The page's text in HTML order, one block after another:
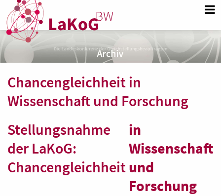
Chancengleichheit in
Wissenschaft und Forschung
Stellungsnahme
der LaKoG:
Chancengleichheit
in
Wissenschaft
und
Forschung